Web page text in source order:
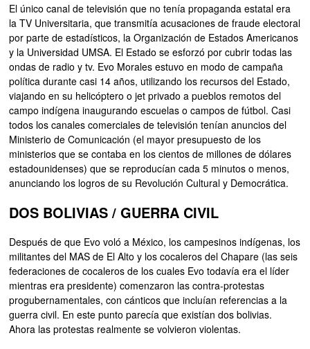
El único canal de televisión que no tenía propaganda estatal era
la TV Universitaria, que transmitía acusaciones de fraude electoral
por parte de estadísticos, la Organización de Estados Americanos
y la Universidad UMSA. El Estado se esforzó por cubrir todas las
ondas de radio y tv. Evo Morales estuvo en modo de campaña
política durante casi 14 años, utilizando los recursos del Estado,
viajando en su helicóptero o jet privado a pueblos remotos del
campo indígena inaugurando escuelas o campos de fútbol. Casi
todos los canales comerciales de televisión tenían anuncios del
Ministerio de Comunicación (el mayor presupuesto de los
ministerios que se contaba en los cientos de millones de dólares
estadounidenses) que se reproducían cada 5 minutos o menos,
anunciando los logros de su Revolución Cultural y Democrática.
DOS BOLIVIAS / GUERRA CIVIL
Después de que Evo voló a México, los campesinos indígenas, los
militantes del MAS de El Alto y los cocaleros del Chapare (las seis
federaciones de cocaleros de los cuales Evo todavía era el líder
mientras era presidente) comenzaron las contra-protestas
progubernamentales, con cánticos que incluían referencias a la
guerra civil. En este punto parecía que existían dos bolivias.
Ahora las protestas realmente se volvieron violentas.